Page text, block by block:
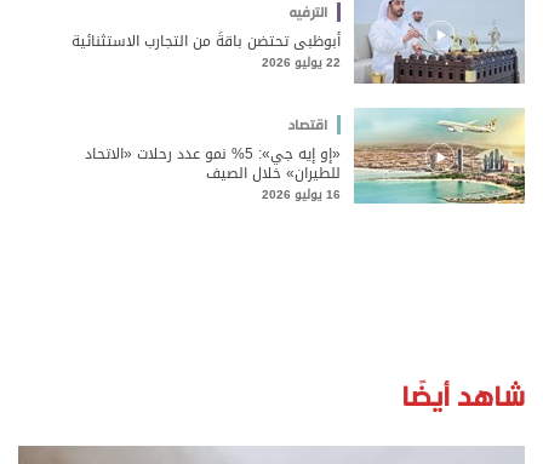
الترفيه
أبوظبي تحتضن باقةً من التجارب الاستثنائية
22 يوليو 2026
اقتصاد
«إو إيه جي»: 5% نمو عدد رحلات «الاتحاد
للطيران» خلال الصيف
16 يوليو 2026
شاهد أيضًا